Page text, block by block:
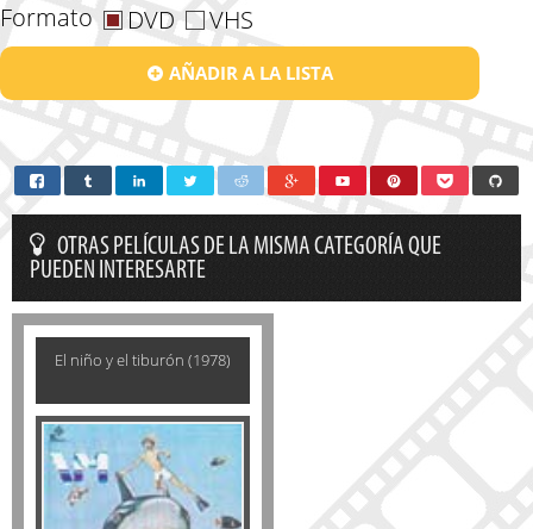
Formato DVD VHS
AÑADIR A LA LISTA
OTRAS PELÍCULAS DE LA MISMA CATEGORÍA QUE
PUEDEN INTERESARTE
El niño y el tiburón (1978)